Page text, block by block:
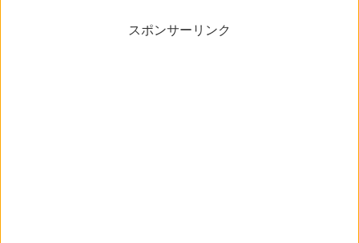
スポンサーリンク